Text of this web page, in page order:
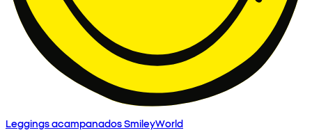
Leggings acampanados SmileyWorld